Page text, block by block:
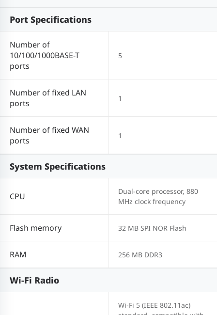
Port Specifications
Number of
10/100/1000BASE-T
ports
5
Number of fixed LAN
ports
1
Number of fixed WAN
ports
1
System Specifications
CPU
Dual-core processor, 880
MHz clock frequency
Flash memory 32 MB SPI NOR Flash
RAM 256 MB DDR3
Wi-Fi Radio
Wi-Fi 5 (IEEE 802.11ac)